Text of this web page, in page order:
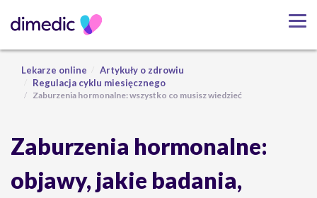
Lekarze online
Artykuły o zdrowiu
Regulacja cyklu miesięcznego
Zaburzenia hormonalne: wszystko co musisz wiedzieć
Zaburzenia hormonalne:
objawy, jakie badania,